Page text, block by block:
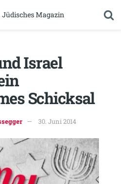
Jüdisches Magazin
Israel
Schicksal
30. Juni 2014